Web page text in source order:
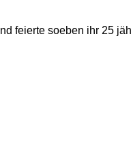
feierte soeben ihr 25